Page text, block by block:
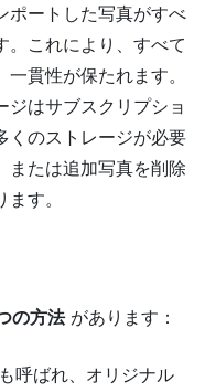
ポートした写真がすべ
。これにより、すべて
貫性が保たれます。
ジはサブスクリプショ
くのストレージが必要
または追加写真を削除
す。
の方法があります：
呼ばれ、オリジナル